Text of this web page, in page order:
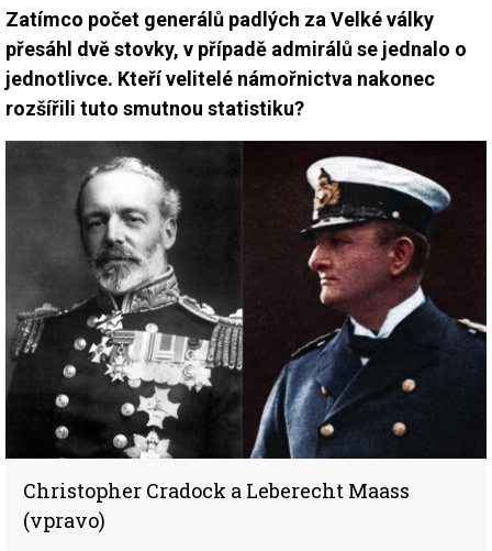
Zatímco počet generálů padlých za Velké války
přesáhl dvě stovky, v případě admirálů se jednalo o
jednotlivce. Kteří velitelé námořnictva nakonec
rozšířili tuto smutnou statistiku?
Christopher Cradock a Leberecht Maass
(vpravo)